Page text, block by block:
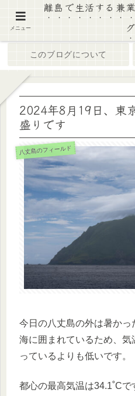
このブログについて
2024年8月19日、東
盛りです
八丈島のフィールド
今日の八丈島の外は暑か
海に囲まれているため、
っているよりも低いです。
都心の最高気温は34.1˚C
メニュー
離島で生活する兼
グ